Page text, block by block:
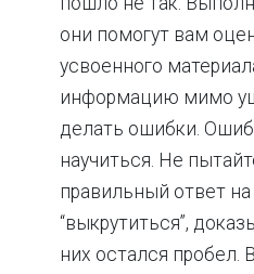
они помогут вам
усвоенного
информацию мимо
делать ошибки.
научиться. Не
правильный ответ
“выкрутиться”,
них остался пробел.